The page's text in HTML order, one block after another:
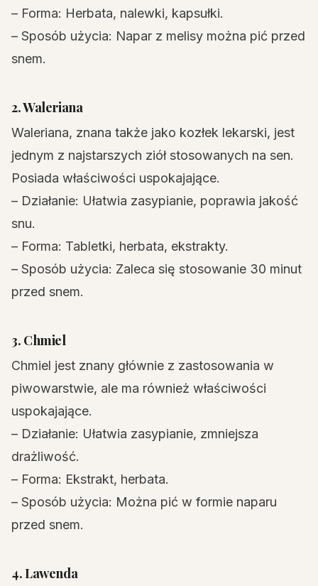
– Forma: Herbata, nalewki, kapsułki.
– Sposób użycia: Napar z melisy można pić przed
snem.
2. Waleriana
Waleriana, znana także jako kozłek lekarski, jest
jednym z najstarszych ziół stosowanych na sen.
Posiada właściwości uspokajające.
– Działanie: Ułatwia zasypianie, poprawia jakość
snu.
– Forma: Tabletki, herbata, ekstrakty.
– Sposób użycia: Zaleca się stosowanie 30 minut
przed snem.
3. Chmiel
Chmiel jest znany głównie z zastosowania w
piwowarstwie, ale ma również właściwości
uspokajające.
– Działanie: Ułatwia zasypianie, zmniejsza
drażliwość.
– Forma: Ekstrakt, herbata.
– Sposób użycia: Można pić w formie naparu
przed snem.
4. Lawenda